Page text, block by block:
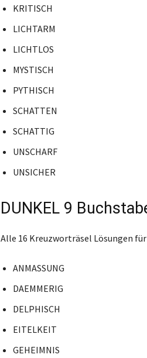
KRITISCH
LICHTARM
LICHTLOS
MYSTISCH
PYTHISCH
SCHATTEN
SCHATTIG
UNSCHARF
UNSICHER
DUNKEL 9
Alle 16 Kreuzworträsel Lösungen
ANMASSUNG
DAEMMERIG
DELPHISCH
EITELKEIT
GEHEIMNIS